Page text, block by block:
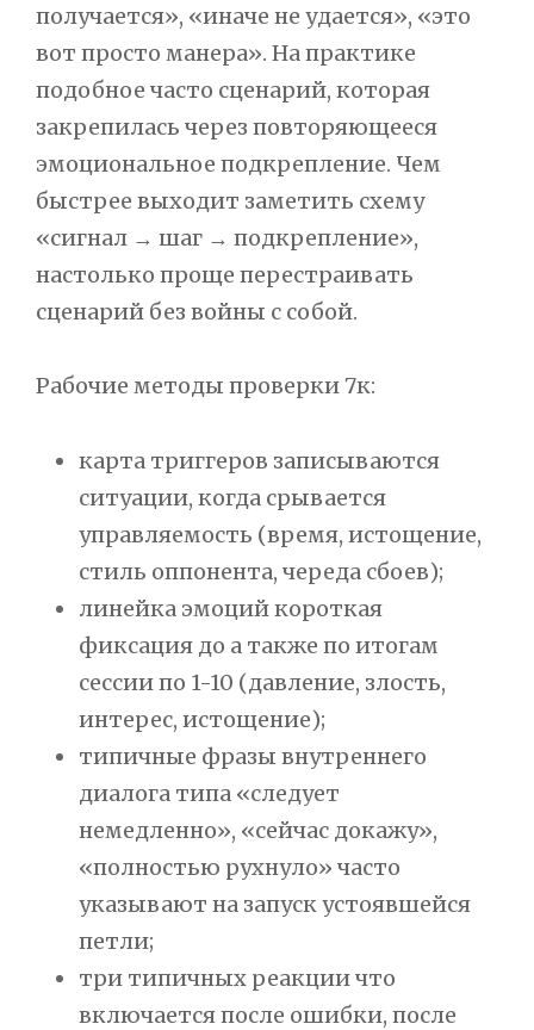
получается», «иначе не удается», «это
вот просто манера». На практике
подобное часто сценарий, которая
закрепилась через повторяющееся
эмоциональное подкрепление. Чем
быстрее выходит заметить схему
«сигнал → шаг → подкрепление»,
настолько проще перестраивать
сценарий без войны с собой.
Рабочие методы проверки 7к:
карта триггеров записываются
ситуации, когда срывается
управляемость (время, истощение,
стиль оппонента, череда сбоев);
линейка эмоций короткая
фиксация до а также по итогам
сессии по 1-10 (давление, злость,
интерес, истощение);
типичные фразы внутреннего
диалога типа «следует
немедленно», «сейчас докажу»,
«полностью рухнуло» часто
указывают на запуск устоявшейся
петли;
три типичных реакции что
включается после ошибки, после